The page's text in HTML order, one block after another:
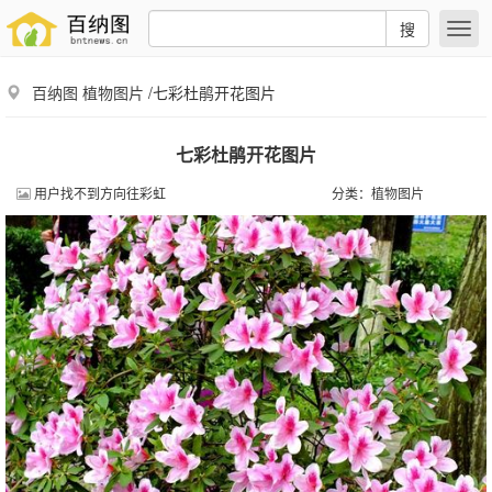
搜
百纳图 植物图片 /七彩杜鹃开花图片
七彩杜鹃开花图片
用户找不到方向往彩虹 分类： 植物图片